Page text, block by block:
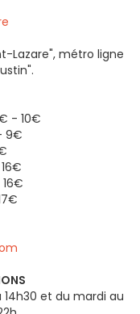
Lazare", métro ligne
- 10€
9€
et du mardi au